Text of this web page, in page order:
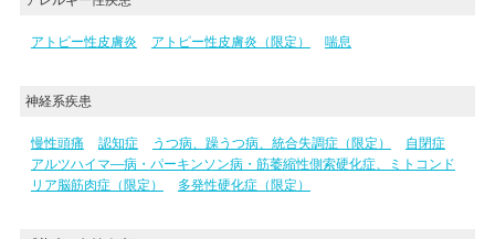
アトピー性皮膚炎 アトピー性皮膚炎（限定） 喘息
神経系疾患
慢性頭痛 認知症 うつ病、躁うつ病、統合失調症（限定）
自閉症
アルツハイマ―病・パーキンソン病・筋萎縮性側索硬化症、ミトコンド
リア脳筋肉症（限定）
多発性硬化症（限定）